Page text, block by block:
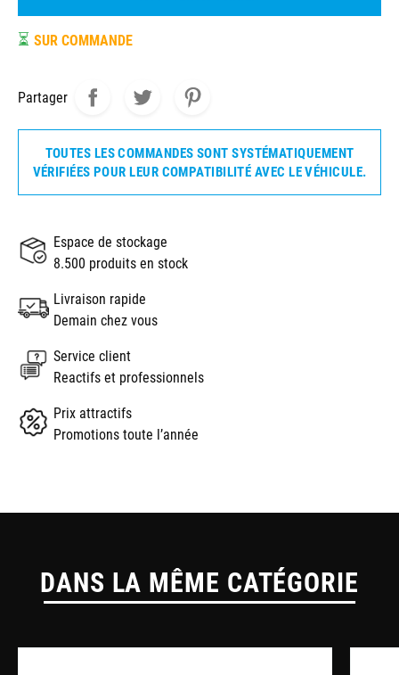
⏳ SUR COMMANDE
Partager
TOUTES LES COMMANDES SONT SYSTÉMATIQUEMENT
VÉRIFIÉES POUR LEUR COMPATIBILITÉ AVEC LE VÉHICULE.
Espace de stockage
8.500 produits en stock
Livraison rapide
Demain chez vous
Service client
Reactifs et professionnels
Prix attractifs
Promotions toute l’année
DANS LA MÊME CATÉGORIE